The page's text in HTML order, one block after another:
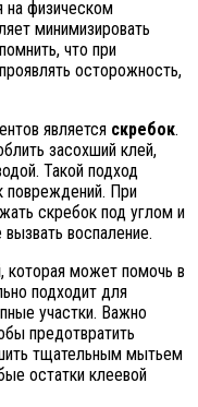
на физическом
минимизировать
что при
осторожность,
является скребок.
засохший клей,
Такой подход
повреждений. При
скребок под углом и
воспаление.
, которая может помочь в
подходит для
участки. Важно
предотвратить
тщательным мытьем
остатки клеевой